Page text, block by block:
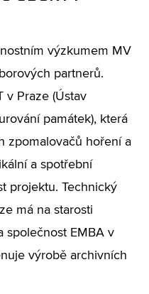
výzkumem MV
partnerů.
v Praze (Ústav
památek), která
zpomalovačů hoření a
a spotřební
projektu. Technický
má na starosti
společnost EMBA v
výrobě archivních